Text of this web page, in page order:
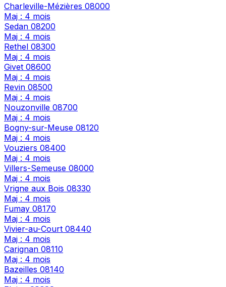
Charleville-Mézières 08000
Maj : 4 mois
Sedan 08200
Maj : 4 mois
Rethel 08300
Maj : 4 mois
Givet 08600
Maj : 4 mois
Revin 08500
Maj : 4 mois
Nouzonville 08700
Maj : 4 mois
Bogny-sur-Meuse 08120
Maj : 4 mois
Vouziers 08400
Maj : 4 mois
Villers-Semeuse 08000
Maj : 4 mois
Vrigne aux Bois 08330
Maj : 4 mois
Fumay 08170
Maj : 4 mois
Vivier-au-Court 08440
Maj : 4 mois
Carignan 08110
Maj : 4 mois
Bazeilles 08140
Maj : 4 mois